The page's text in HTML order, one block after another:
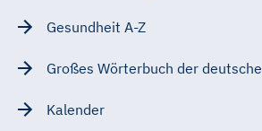
Gesundheit A-Z
Großes Wörterbuch der
Kalender